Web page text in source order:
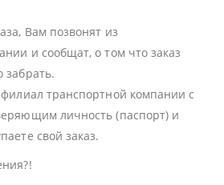
Вам позвонят из
и сообщат, о том что заказ
транспортной компании с
личность (паспорт) и
свой заказ.